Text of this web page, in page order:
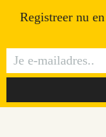
Registreer nu